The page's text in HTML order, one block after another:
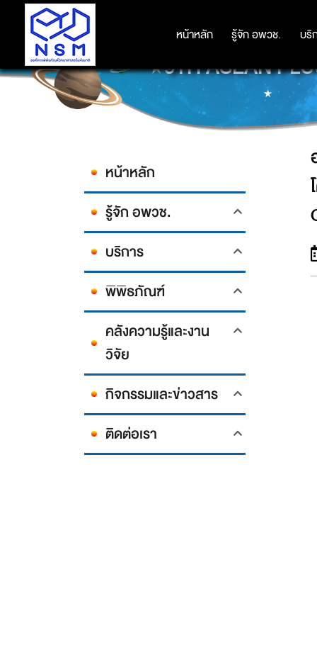
หน้าหลัก รู้จัก อพวช. บริ
หน้าหลัก รู้จัก อพวช. บริ
อพวช. ร่วมกับ สมาคมวิทย์ฯ ยินดี 2
9TH ASEAN
หน้าหลัก
รู้จัก อพวช.
บริการ
พิพิธภัณฑ์
คลังความรู้และงาน
วิจัย
กิจกรรมและข่าวสาร
ติดต่อเรา